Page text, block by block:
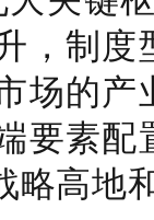
，制
的产
要素
略高地